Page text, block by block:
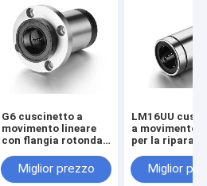
G6 cuscinetto a
movimento lineare
con flangia rotonda
per l'industria
automobilistica
Miglior prezzo
LM16UU
a movimento
per la
Miglior